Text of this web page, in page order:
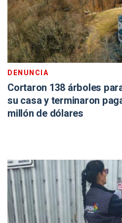
DENUNCIA
Cortaron 138 árboles
su casa y terminaron
millón de dólares